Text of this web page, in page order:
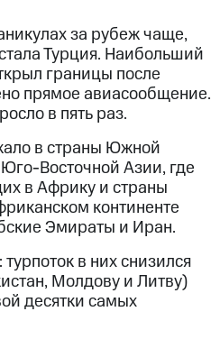
за рубеж чаще,
Турция. Наибольший
границы после
прямое авиасообщение.
в пять раз.
в страны Южной
Восточной Азии, где
в Африку и страны
континенте
Эмираты и Иран.
в них снизился
Молдову и Литву)
десятки самых